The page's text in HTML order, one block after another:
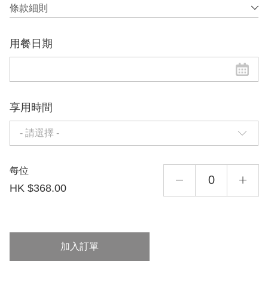
條款細則
用餐日期
享用時間
- 請選擇 -
每位
HK $368.00
加入訂單